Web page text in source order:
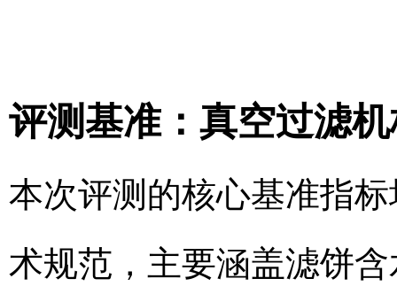
评测基准：真空过滤
本次评测的核心基准指
术规范，主要涵盖滤饼